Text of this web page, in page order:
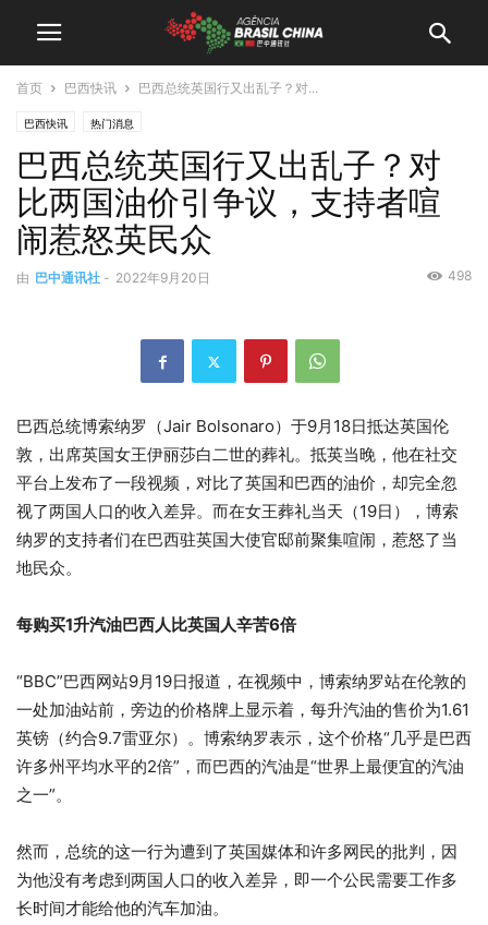
首页 巴西快讯 巴西总统英国行又出乱子？对...
巴西快讯 热门消息
巴西总统英国行又出乱子？对
比两国油价引争议，支持者喧
闹惹怒英民众
由 巴中通讯社 - 2022年9月20日 498
巴西总统博索纳罗（Jair Bolsonaro）于9月18日抵达英国伦
敦，出席英国女王伊丽莎白二世的葬礼。抵英当晚，他在社交
平台上发布了一段视频，对比了英国和巴西的油价，却完全忽
视了两国人口的收入差异。而在女王葬礼当天（19日），博索
纳罗的支持者们在巴西驻英国大使官邸前聚集喧闹，惹怒了当
地民众。
每购买1升汽油巴西人比英国人辛苦6倍
“BBC”巴西网站9月19日报道，在视频中，博索纳罗站在伦敦的
一处加油站前，旁边的价格牌上显示着，每升汽油的售价为1.61
英镑（约合9.7雷亚尔）。博索纳罗表示，这个价格“几乎是巴西
许多州平均水平的2倍”，而巴西的汽油是“世界上最便宜的汽油
之一”。
然而，总统的这一行为遭到了英国媒体和许多网民的批判，因
为他没有考虑到两国人口的收入差异，即一个公民需要工作多
长时间才能给他的汽车加油。